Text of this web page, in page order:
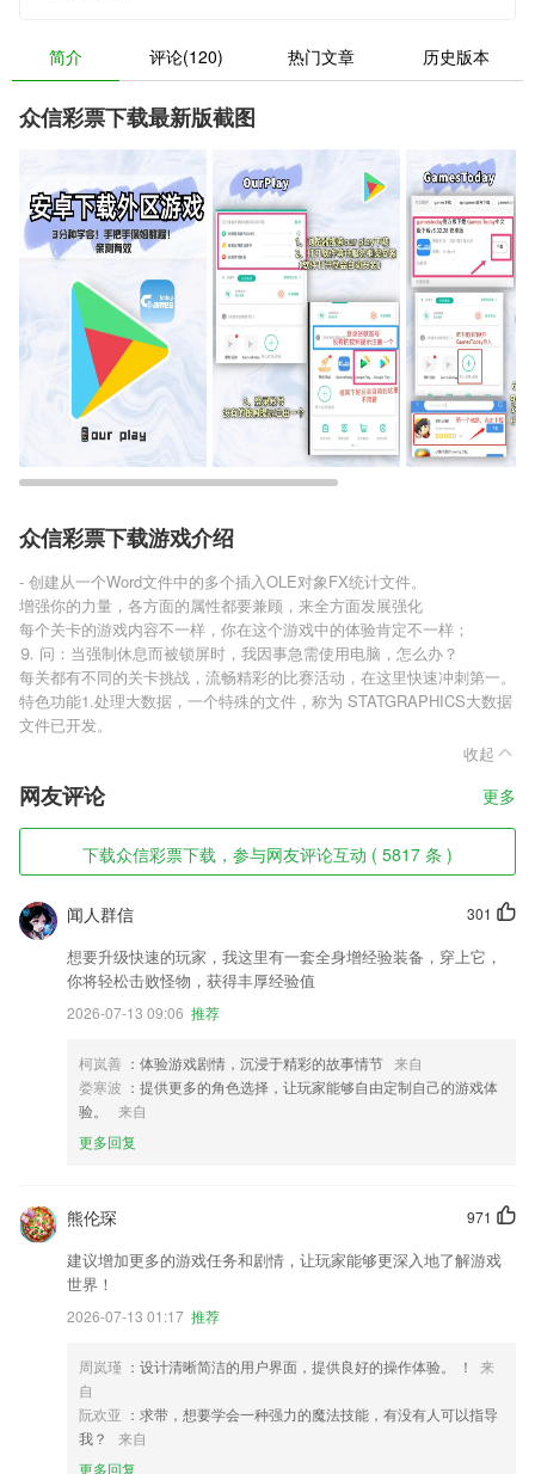
简介 评论(120) 热门文章 历史版本
众信彩票下载最新版截图
众信彩票下载游戏介绍
- 创建从一个Word文件中的多个插入OLE对象FX统计文件。
增强你的力量，各方面的属性都要兼顾，来全方面发展强化
每个关卡的游戏内容不一样，你在这个游戏中的体验肯定不一样；
⒐ 问：当强制休息而被锁屏时，我因事急需使用电脑，怎么办？
每关都有不同的关卡挑战，流畅精彩的比赛活动，在这里快速冲刺第一。
特色功能1.处理大数据，一个特殊的文件，称为 STATGRAPHICS大数据
文件已开发。
收起
网友评论 更多
下载众信彩票下载，参与网友评论互动 ( 5817 条 )
301
闻人群信
想要升级快速的玩家，我这里有一套全身增经验装备，穿上它，
你将轻松击败怪物，获得丰厚经验值
2026-07-13 09:06 推荐
柯岚善 ：体验游戏剧情，沉浸于精彩的故事情节 来自
娄寒波 ：提供更多的角色选择，让玩家能够自由定制自己的游戏体
验。
来自
更多回复
971
熊伦琛
建议增加更多的游戏任务和剧情，让玩家能够更深入地了解游戏
世界！
2026-07-13 01:17 推荐
周岚瑾 ：设计清晰简洁的用户界面，提供良好的操作体验。 ！
来
自
阮欢亚 ：求带，想要学会一种强力的魔法技能，有没有人可以指导
我？
来自
更多回复